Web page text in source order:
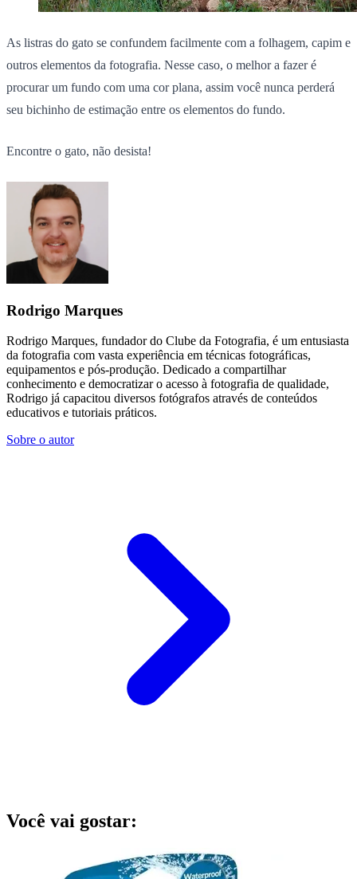
As listras do gato se confundem facilmente com a folhagem, capim e
outros elementos da fotografia. Nesse caso, o melhor a fazer é
procurar um fundo com uma cor plana, assim você nunca perderá
seu bichinho de estimação entre os elementos do fundo.
Encontre o gato, não desista!
Rodrigo Marques
Rodrigo Marques, fundador do Clube da Fotografia, é um entusiasta
da fotografia com vasta experiência em técnicas fotográficas,
equipamentos e pós-produção. Dedicado a compartilhar
conhecimento e democratizar o acesso à fotografia de qualidade,
Rodrigo já capacitou diversos fotógrafos através de conteúdos
educativos e tutoriais práticos.
Sobre o autor
Você vai gostar: